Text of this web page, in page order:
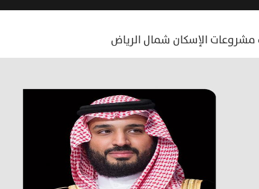
الإسكان شمال الرياض